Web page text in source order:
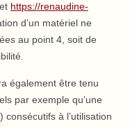
https://renaudine-
d’un matériel ne
au point 4, soit de
également être tenu
par exemple qu’une
consécutifs à l’utilisation